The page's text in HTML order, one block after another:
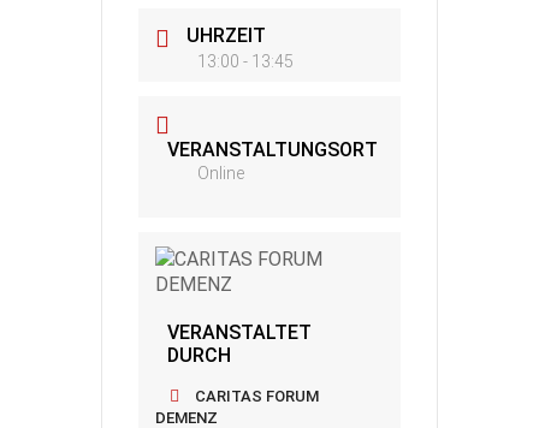
UHRZEIT
13:00 - 13:45
VERANSTALTUNGSORT
Online
VERANSTALTET
DURCH
CARITAS FORUM
DEMENZ